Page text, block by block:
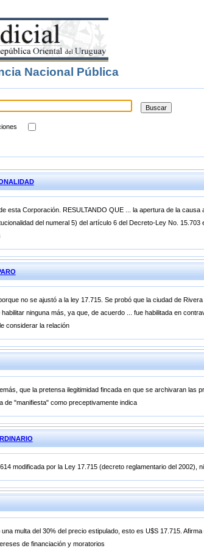
Nacional Pública
esta Corporación. RESULTANDO QUE ... la apertura de la causa
del numeral 5) del artículo 6 del Decreto-Ley No. 15.703
no se ajustó a la ley 17.715. Se probó que la ciudad de Rivera
ninguna más, ya que, de acuerdo ... fue habilitada en
considerar la relación
que la pretensa ilegitimidad fincada en que se archivaran las
"manifiesta" como preceptivamente indica
modificada por la Ley 17.715 (decreto reglamentario del 2002),
multa del 30% del precio estipulado, esto es U$S 17.715. Afirma
de financiación y moratorios